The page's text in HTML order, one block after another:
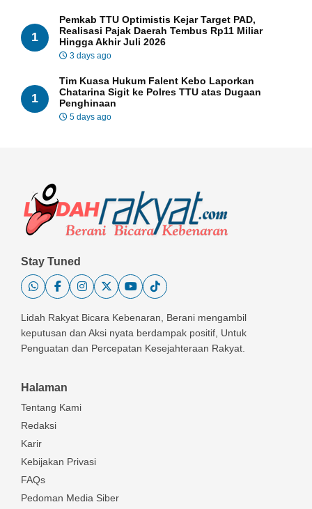
1
Pemkab TTU Optimistis Kejar Target PAD,
Realisasi Pajak Daerah Tembus Rp11 Miliar
Hingga Akhir Juli 2026
3 days ago
1
Tim Kuasa Hukum Falent Kebo Laporkan
Chatarina Sigit ke Polres TTU atas Dugaan
Penghinaan
5 days ago
Stay Tuned
Lidah Rakyat Bicara Kebenaran, Berani mengambil
keputusan dan Aksi nyata berdampak positif, Untuk
Penguatan dan Percepatan Kesejahteraan Rakyat.
Halaman
Tentang Kami
Redaksi
Karir
Kebijakan Privasi
FAQs
Pedoman Media Siber